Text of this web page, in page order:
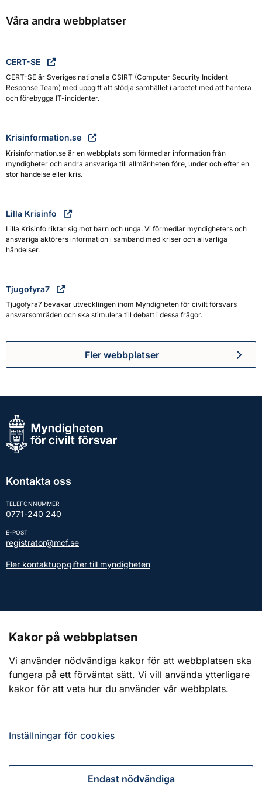
Våra andra webbplatser
CERT-SE
CERT-SE är Sveriges nationella CSIRT (Computer Security Incident
Response Team) med uppgift att stödja samhället i arbetet med att hantera
och förebygga IT-incidenter.
Krisinformation.se
Krisinformation.se är en webbplats som förmedlar information från
myndigheter och andra ansvariga till allmänheten före, under och efter en
stor händelse eller kris.
Lilla Krisinfo
Lilla Krisinfo riktar sig mot barn och unga. Vi förmedlar myndigheters och
ansvariga aktörers information i samband med kriser och allvarliga
händelser.
Tjugofyra7
Tjugofyra7 bevakar utvecklingen inom Myndigheten för civilt försvars
ansvarsområden och ska stimulera till debatt i dessa frågor.
Fler webbplatser
Kontakta oss
TELEFONNUMMER
0771-240 240
E-POST
registrator@mcf.se
Fler kontaktuppgifter till myndigheten
Webbplatsen
Om webbplatsen
Kakor på webbplatsen
Vi använder nödvändiga kakor för att webbplatsen ska
fungera på ett förväntat sätt. Vi vill använda ytterligare
kakor för att veta hur du använder vår webbplats.
Inställningar för cookies
Endast nödvändiga